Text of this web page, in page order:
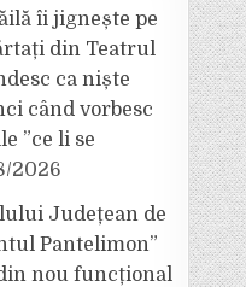
îi jignește pe
din Teatrul
ca niște
când vorbesc
”ce li se
2026
Județean de
Pantelimon”
nou funcțional